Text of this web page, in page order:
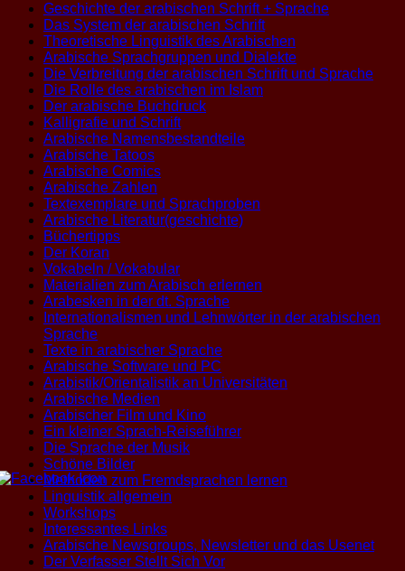
Geschichte der arabischen Schrift + Sprache
Das System der arabischen Schrift
Theoretische Linguistik des Arabischen
Arabische Sprachgruppen und Dialekte
Die Verbreitung der arabischen Schrift und Sprache
Die Rolle des arabischen im Islam
Der arabische Buchdruck
Kalligrafie und Schrift
Arabische Namensbestandteile
Arabische Tatoos
Arabische Comics
Arabische Zahlen
Textexemplare und Sprachproben
Arabische Literatur(geschichte)
Büchertipps
Der Koran
Vokabeln / Vokabular
Materialien zum Arabisch erlernen
Arabesken in der dt. Sprache
Internationalismen und Lehnwörter in der arabischen
Sprache
Texte in arabischer Sprache
Arabische Software und PC
Arabistik/Orientalistik an Universitäten
Arabische Medien
Arabischer Film und Kino
Ein kleiner Sprach-Reiseführer
Die Sprache der Musik
Schöne Bilder
Methoden zum Fremdsprachen lernen
Linguistik allgemein
Workshops
Interessantes Links
Arabische Newsgroups, Newsletter und das Usenet
Der Verfasser Stellt Sich Vor